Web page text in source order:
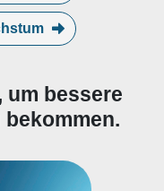
um bessere